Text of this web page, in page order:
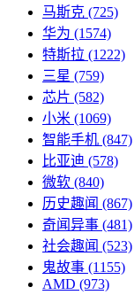
马斯克 (725)
华为 (1574)
特斯拉 (1222)
三星 (759)
芯片 (582)
小米 (1069)
智能手机 (847)
比亚迪 (578)
微软 (840)
历史趣闻 (867)
奇闻异事 (481)
社会趣闻 (523)
鬼故事 (1155)
AMD (973)